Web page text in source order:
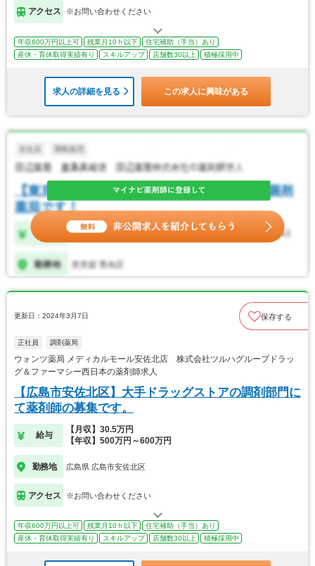
アクセス ※お問い合わせください
年収600万円以上可 残業月10ｈ以下
住宅補助（手当）あり
産休・育休取得実績有り
スキルアップ 店舗数30以上 積極採用中
求人の詳細を見る この求人に興味がある
更新日：2024年3月7日 保存する
正社員 調剤薬局
ウォンツ薬局 メディカルモール安佐北店 株式会社ツルハグループドラッ
グ＆ファーマシー西日本の薬剤師求人
【広島市安佐北区】大手ドラッグストアの調剤部門に
て薬剤師の募集です。
給与
【月収】30.5万円
【年収】500万円～600万円
勤務地 広島県 広島市安佐北区
アクセス ※お問い合わせください
年収600万円以上可 残業月10ｈ以下
住宅補助（手当）あり
産休・育休取得実績有り
スキルアップ 店舗数30以上 積極採用中